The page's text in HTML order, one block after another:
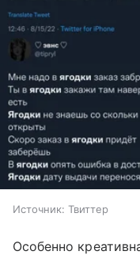
Источник: Твиттер
Особенно